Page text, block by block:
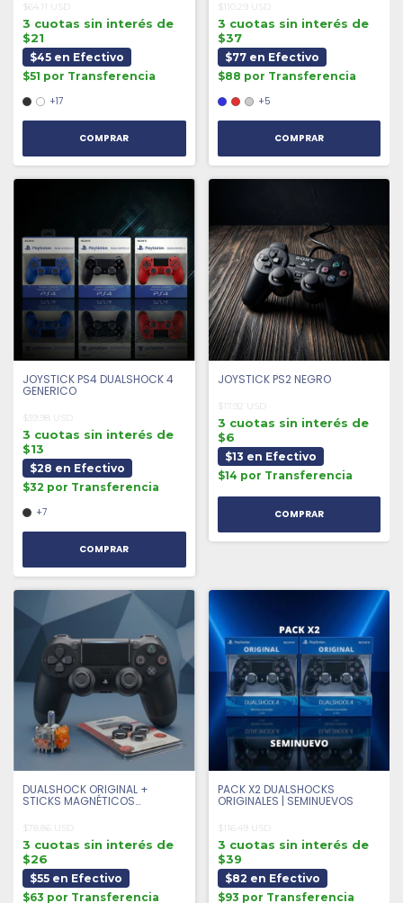
$64.11 USD
3 cuotas sin interés de
$21
$45 en Efectivo
$51 por Transferencia
+17
COMPRAR
$110.29 USD
3 cuotas sin interés de
$37
$77 en Efectivo
$88 por Transferencia
+5
COMPRAR
JOYSTICK PS4 DUALSHOCK 4
GENERICO
$39.98 USD
3 cuotas sin interés de
$13
$28 en Efectivo
$32 por Transferencia
+7
COMPRAR
JOYSTICK PS2 NEGRO
$17.92 USD
3 cuotas sin interés de
$6
$13 en Efectivo
$14 por Transferencia
DUALSHOCK ORIGINAL +
STICKS MAGNÉTICOS
SEMINUEVO
$78.86 USD
3 cuotas sin interés de
$26
$55 en Efectivo
$63 por Transferencia
PACK X2 DUALSHOCKS
ORIGINALES | SEMINUEVOS
$116.49 USD
3 cuotas sin interés de
$39
$82 en Efectivo
$93 por Transferencia